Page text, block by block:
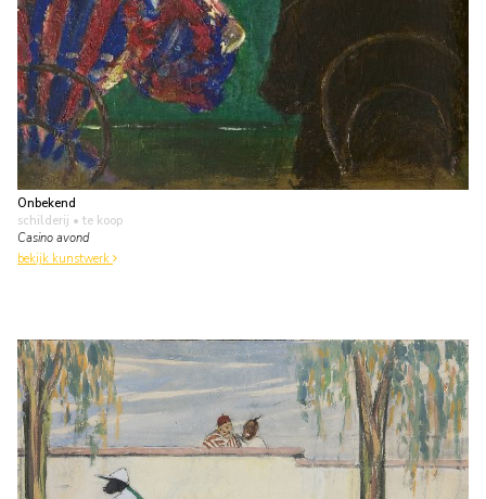
Onbekend
schilderij • te koop
Casino avond
bekijk kunstwerk